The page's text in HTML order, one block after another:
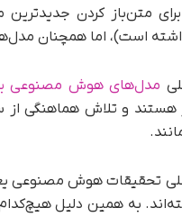
متن‌باز کردن
است)، اما همچنان
مدل‌های هوش مصنوعی
هستند و تلاش هماهنگی
به همین دلیل هیچ‌کدام